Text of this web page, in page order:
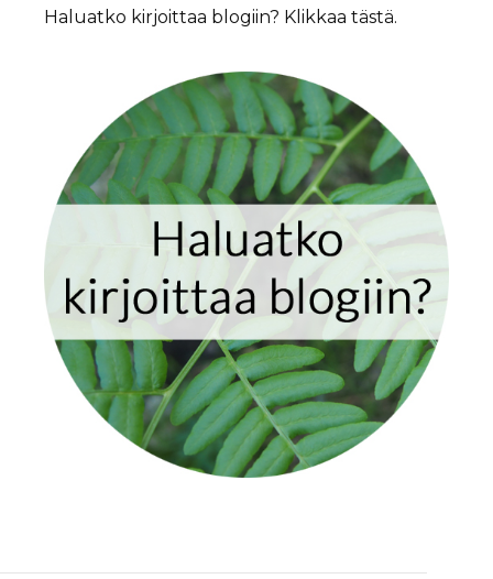
Haluatko kirjoittaa blogiin? Klikkaa tästä.